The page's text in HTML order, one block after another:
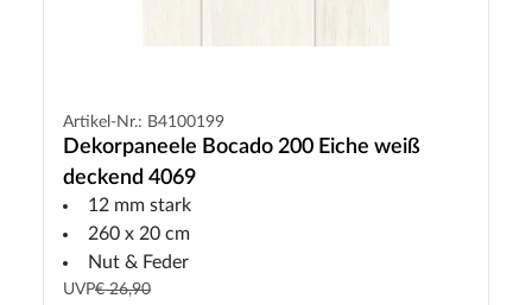
Artikel-Nr.: B4100199
Dekorpaneele Bocado 200 Eiche weiß
deckend 4069
12 mm stark
260 x 20 cm
Nut & Feder
UVP€ 26,90